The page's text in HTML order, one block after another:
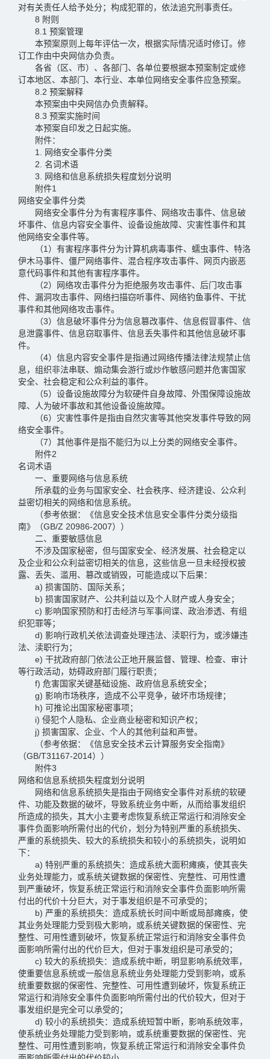
对有关责任人给予处分；构成犯罪的，依法追究刑事责任。
8 附则
8.1 预案管理
本预案原则上每年评估一次，根据实际情况适时修订。修
订工作由中央网信办负责。
各省（区、市）、各部门、各单位要根据本预案制定或修
订本地区、本部门、本行业、本单位网络安全事件应急预案。
8.2 预案解释
本预案由中央网信办负责解释。
8.3 预案实施时间
本预案自印发之日起实施。
附件：
1. 网络安全事件分类
2. 名词术语
3. 网络和信息系统损失程度划分说明
附件1
网络安全事件分类
网络安全事件分为有害程序事件、网络攻击事件、信息破
坏事件、信息内容安全事件、设备设施故障、灾害性事件和其
他网络安全事件等。
（1）有害程序事件分为计算机病毒事件、蠕虫事件、特洛
伊木马事件、僵尸网络事件、混合程序攻击事件、网页内嵌恶
意代码事件和其他有害程序事件。
（2）网络攻击事件分为拒绝服务攻击事件、后门攻击事
件、漏洞攻击事件、网络扫描窃听事件、网络钓鱼事件、干扰
事件和其他网络攻击事件。
（3）信息破坏事件分为信息篡改事件、信息假冒事件、信
息泄露事件、信息窃取事件、信息丢失事件和其他信息破坏事
件。
（4）信息内容安全事件是指通过网络传播法律法规禁止信
息，组织非法串联、煽动集会游行或炒作敏感问题并危害国家
安全、社会稳定和公众利益的事件。
（5）设备设施故障分为软硬件自身故障、外围保障设施故
障、人为破坏事故和其他设备设施故障。
（6）灾害性事件是指由自然灾害等其他突发事件导致的网
络安全事件。
（7）其他事件是指不能归为以上分类的网络安全事件。
附件2
名词术语
一、重要网络与信息系统
所承载的业务与国家安全、社会秩序、经济建设、公众利
益密切相关的网络和信息系统。
（参考依据：《信息安全技术信息安全事件分类分级指
南》（GB/Z 20986-2007））
二、重要敏感信息
不涉及国家秘密，但与国家安全、经济发展、社会稳定以
及企业和公众利益密切相关的信息，这些信息一旦未经授权披
露、丢失、滥用、篡改或销毁，可能造成以下后果：
a) 损害国防、国际关系；
b) 损害国家财产、公共利益以及个人财产或人身安全；
c) 影响国家预防和打击经济与军事间谍、政治渗透、有组
织犯罪等；
d) 影响行政机关依法调查处理违法、渎职行为，或涉嫌违
法、渎职行为；
e) 干扰政府部门依法公正地开展监督、管理、检查、审计
等行政活动，妨碍政府部门履行职责；
f) 危害国家关键基础设施、政府信息系统安全；
g) 影响市场秩序，造成不公平竞争，破坏市场规律；
h) 可推论出国家秘密事项；
i) 侵犯个人隐私、企业商业秘密和知识产权；
j) 损害国家、企业、个人的其他利益和声誉。
（参考依据：《信息安全技术云计算服务安全指南》
（GB/T31167-2014））
附件3
网络和信息系统损失程度划分说明
网络和信息系统损失是指由于网络安全事件对系统的软硬
件、功能及数据的破坏，导致系统业务中断，从而给事发组织
所造成的损失，其大小主要考虑恢复系统正常运行和消除安全
事件负面影响所需付出的代价，划分为特别严重的系统损失、
严重的系统损失、较大的系统损失和较小的系统损失，说明如
下：
a) 特别严重的系统损失：造成系统大面积瘫痪，使其丧失
业务处理能力，或系统关键数据的保密性、完整性、可用性遭
到严重破坏，恢复系统正常运行和消除安全事件负面影响所需
付出的代价十分巨大，对于事发组织是不可承受的；
b) 严重的系统损失：造成系统长时间中断或局部瘫痪，使
其业务处理能力受到极大影响，或系统关键数据的保密性、完
整性、可用性遭到破坏，恢复系统正常运行和消除安全事件负
面影响所需付出的代价巨大，但对于事发组织是可承受的；
c) 较大的系统损失：造成系统中断，明显影响系统效率，
使重要信息系统或一般信息系统业务处理能力受到影响，或系
统重要数据的保密性、完整性、可用性遭到破坏，恢复系统正
常运行和消除安全事件负面影响所需付出的代价较大，但对于
事发组织是完全可以承受的；
d) 较小的系统损失：造成系统短暂中断，影响系统效率，
使系统业务处理能力受到影响，或系统重要数据的保密性、完
整性、可用性遭到影响，恢复系统正常运行和消除安全事件负